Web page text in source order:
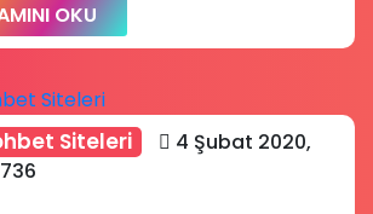
OKU
Siteleri
4 Şubat 2020,